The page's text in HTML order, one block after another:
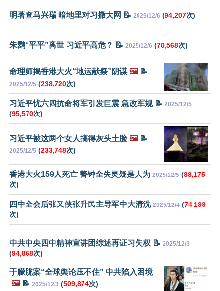
明著查马兴瑞 暗地里对习撒大网 📝 2025/12/6 (94,207次)
朱鹮“平平”离世 习近平高危？ 📝 2025/12/6 (70,568次)
命理师揭香港大火“地运献祭”阴谋 🖼️📝
2025/12/5 (238,720次)
习近平忧六四抗命将军引发巨震 急改军规 📝 2025/12/5
(95,570次)
习近平被这两个女人搞得灰头土脸 🖼️📝
2025/12/5 (233,748次)
香港大火159人死亡 警钟全失灵疑是人为 2025/12/5 (88,175
次)
四中全会后张又侠张升民主导军中大清洗 2025/12/4 (74,199
次)
中共中央四中精神宣讲团综述再证习失权 📝 2025/12/3
(94,868次)
于朦胧案“全球舆论压不住” 中共陷入困境
🖼️📝 2025/12/3 (509,874次)